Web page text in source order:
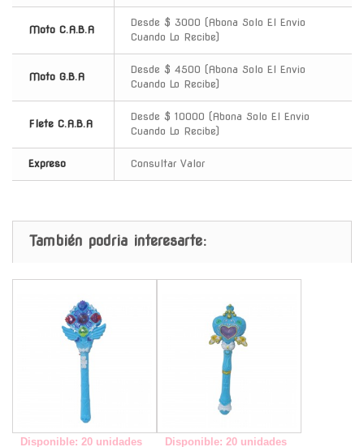
Moto C.A.B.A
Desde $ 3000 (Abona Solo El Envio
Cuando Lo Recibe)
Moto G.B.A
Desde $ 4500 (Abona Solo El Envio
Cuando Lo Recibe)
Flete C.A.B.A
Desde $ 10000 (Abona Solo El Envio
Cuando Lo Recibe)
Expreso Consultar Valor
También podria interesarte:
Disponible: 20 unidades Disponible: 20 unidades